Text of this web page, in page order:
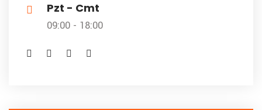
Pzt - Cmt
09:00 - 18:00